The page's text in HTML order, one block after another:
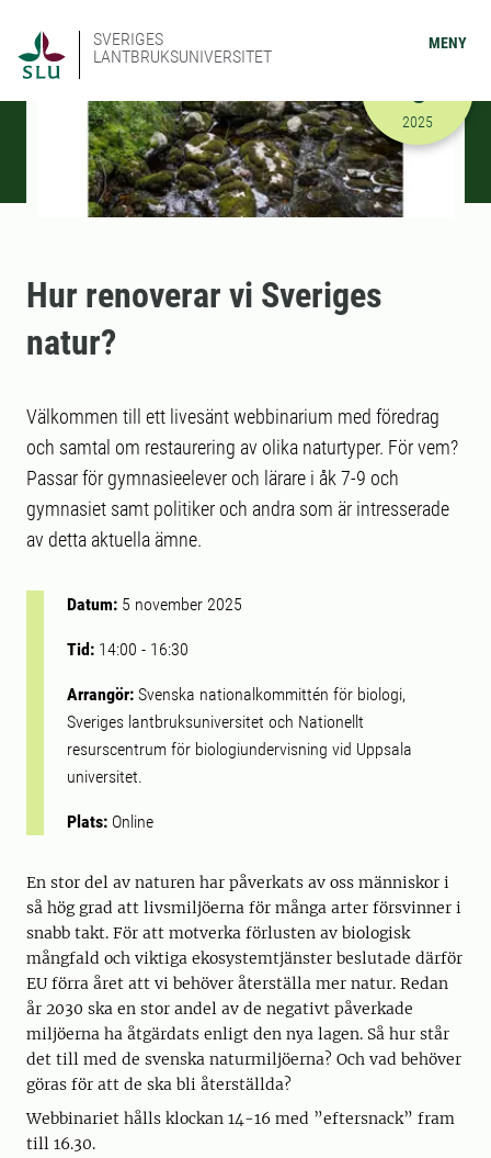
SVERIGES
LANTBRUKSUNIVERSITET
MENY
2025-11-
5
2025
Hur renoverar vi Sveriges
natur?
Välkommen till ett livesänt webbinarium med föredrag
och samtal om restaurering av olika naturtyper. För vem?
Passar för gymnasieelever och lärare i åk 7-9 och
gymnasiet samt politiker och andra som är intresserade
av detta aktuella ämne.
Datum: 5 november 2025
Tid: 14:00 - 16:30
Arrangör: Svenska nationalkommittén för biologi,
Sveriges lantbruksuniversitet och Nationellt
resurscentrum för biologiundervisning vid Uppsala
universitet.
Plats: Online
En stor del av naturen har påverkats av oss människor i
så hög grad att livsmiljöerna för många arter försvinner i
snabb takt. För att motverka förlusten av biologisk
mångfald och viktiga ekosystemtjänster beslutade därför
EU förra året att vi behöver återställa mer natur. Redan
år 2030 ska en stor andel av de negativt påverkade
miljöerna ha åtgärdats enligt den nya lagen. Så hur står
det till med de svenska naturmiljöerna? Och vad behöver
göras för att de ska bli återställda?
Webbinariet hålls klockan 14-16 med ”eftersnack” fram
till 16.30.